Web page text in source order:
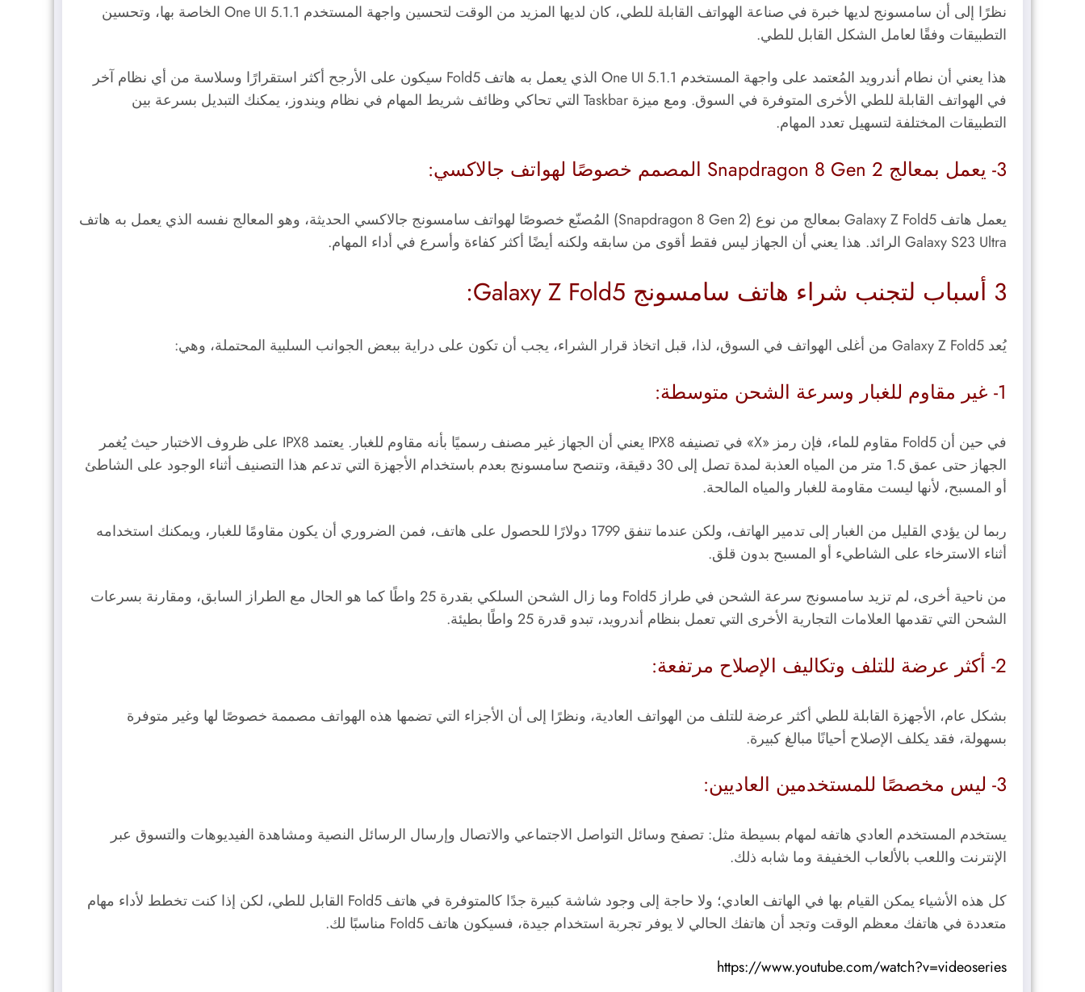
نظرًا إلى أن سامسونج لديها خبرة في صناعة الهواتف القابلة للطي، كان لديها المزيد من الوقت لتحسين واجهة المستخدم One UI 5.1.1 الخاصة بها، وتحسين
التطبيقات وفقًا لعامل الشكل القابل للطي.
هذا يعني أن نطام أندرويد المُعتمد على واجهة المستخدم One UI 5.1.1 الذي يعمل به
هاتف Fold5 سيكون على الأرجح أكثر استقرارًا وسلاسة من أي نظام آخر
في الهواتف القابلة للطي الأخرى المتوفرة في السوق. ومع ميزة Taskbar التي تحاكي وظائف شريط المهام في نظام ويندوز، يمكنك التبديل بسرعة بين
التطبيقات المختلفة لتسهيل تعدد المهام.
3- يعمل بمعالج Snapdragon 8 Gen 2 المصمم خصوصًا لهواتف جالاكسي:
يعمل هاتف Galaxy Z Fold5 بمعالج من نوع (Snapdragon 8 Gen 2) المُصنّع خصوصًا لهواتف سامسونج جالاكسي الحديثة، وهو المعالج نفسه الذي يعمل به هاتف
Galaxy S23 Ultra الرائد. هذا يعني أن الجهاز ليس فقط أقوى من سابقه ولكنه أيضًا أكثر كفاءة وأسرع في أداء المهام.
3 أسباب لتجنب شراء هاتف سامسونج Galaxy Z Fold5:
يُعد Galaxy Z Fold5 من أغلى الهواتف في السوق، لذا، قبل اتخاذ قرار الشراء، يجب أن تكون على دراية ببعض الجوانب السلبية المحتملة، وهي:
1- غير مقاوم للغبار وسرعة الشحن متوسطة:
في حين أن Fold5 مقاوم للماء، فإن رمز «X» في تصنيفه IPX8 يعني أن الجهاز غير مصنف رسميًا بأنه مقاوم للغبار.
يعتمد IPX8 على ظروف الاختبار حيث يُغمر
الجهاز حتى عمق 1.5 متر من المياه العذبة لمدة تصل إلى 30 دقيقة، وتنصح سامسونج بعدم
باستخدام الأجهزة التي تدعم هذا التصنيف أثناء الوجود على الشاطئ
أو المسبح، لأنها ليست مقاومة للغبار والمياه المالحة.
ربما لن يؤدي القليل من الغبار إلى تدمير الهاتف، ولكن عندما تنفق 1799 دولارًا للحصول على هاتف، فمن الضروري أن يكون مقاومًا للغبار، ويمكنك استخدامه
أثناء الاسترخاء على الشاطيء أو المسبح بدون قلق.
من ناحية أخرى، لم تزيد سامسونج سرعة الشحن في طراز Fold5 وما زال الشحن السلكي بقدرة 25 واطًا كما هو الحال مع الطراز السابق، ومقارنة بسرعات
الشحن التي تقدمها العلامات التجارية الأخرى التي تعمل بنظام أندرويد، تبدو قدرة 25 واطًا بطيئة.
2- أكثر عرضة للتلف وتكاليف الإصلاح مرتفعة:
بشكل عام، الأجهزة القابلة للطي أكثر عرضة للتلف من الهواتف العادية، ونظرًا إلى أن الأجزاء التي تضمها هذه الهواتف مصممة خصوصًا لها وغير متوفرة
بسهولة، فقد يكلف الإصلاح أحيانًا مبالغ كبيرة.
3- ليس مخصصًا للمستخدمين العاديين:
يستخدم المستخدم العادي هاتفه لمهام بسيطة مثل: تصفح وسائل التواصل الاجتماعي والاتصال وإرسال الرسائل النصية ومشاهدة الفيديوهات والتسوق عبر
الإنترنت واللعب بالألعاب الخفيفة وما شابه ذلك.
كل هذه الأشياء يمكن القيام بها في الهاتف العادي؛ ولا حاجة إلى وجود شاشة كبيرة جدًا كالمتوفرة في هاتف Fold5 القابل للطي، لكن إذا كنت تخطط لأداء مهام
متعددة في هاتفك معظم الوقت وتجد أن هاتفك الحالي لا يوفر تجربة استخدام جيدة، فسيكون هاتف Fold5 مناسبًا لك.
https://www.youtube.com/watch?v=videoseries